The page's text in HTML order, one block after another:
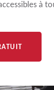
à